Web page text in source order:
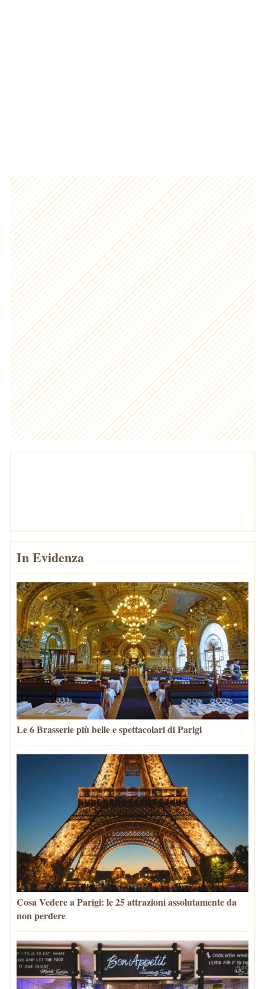
In Evidenza
Le 6 Brasserie più belle e spettacolari di Parigi
Cosa Vedere a Parigi: le 25 attrazioni assolutamente da
non perdere